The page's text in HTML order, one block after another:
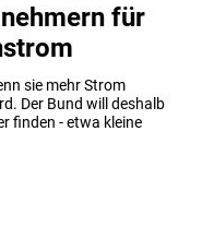
für
sie mehr Strom
Der Bund will deshalb
finden - etwa kleine